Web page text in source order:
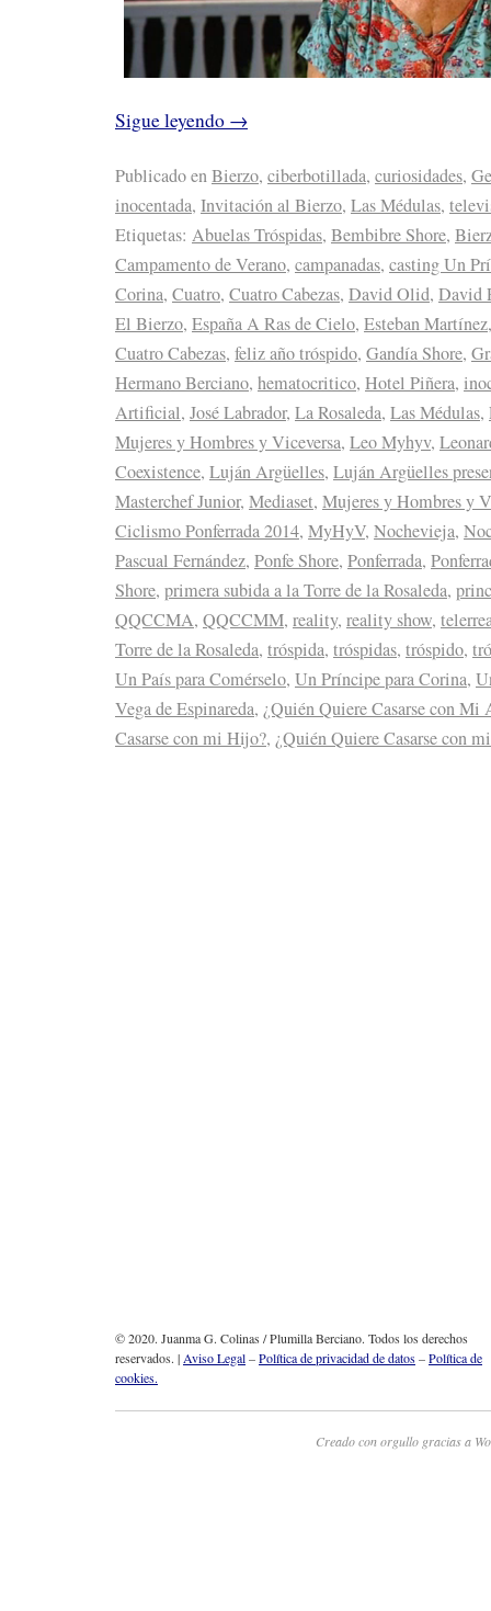
Sigue leyendo →
Publicado enBierzo, ciberbotillada, curiosidades,
inocentada, Invitación al Bierzo, Las Médulas,
Etiquetas: Abuelas Tróspidas, Bembibre Shore,
Campamento de Verano, campanadas, casting Un
Corina, Cuatro, Cuatro Cabezas, David Olid, David
El Bierzo, España A Ras de Cielo, Esteban Martínez
Cuatro Cabezas, feliz año tróspido, Gandía Shore,
Hermano Berciano, hematocritico, Hotel Piñera,
Artificial, José Labrador, La Rosaleda, Las Médulas,
Mujeres y Hombres y Viceversa, Leo Myhyv,
Coexistence, Luján Argüelles, Luján Argüelles
Masterchef Junior, Mediaset, Mujeres y Hombres y
Ciclismo Ponferrada 2014, MyHyV, Nochevieja,
Pascual Fernández, Ponfe Shore, Ponferrada,
Shore, primera subida a la Torre de la Rosaleda,
QQCCMA, QQCCMM, reality, reality show,
Torre de la Rosaleda, tróspida, tróspidas, tróspido,
Un País para Comérselo, Un Príncipe para Corina,
Vega de Espinareda, ¿Quién Quiere Casarse con Mi
Casarse con mi Hijo?, ¿Quién Quiere Casarse con
© 2020. Juanma G. Colinas / Plumilla Berciano. Todos los derechos
reservados. |Aviso Legal–Política de privacidad de datos–Política de
cookies.
Creado con orgullo gracias a